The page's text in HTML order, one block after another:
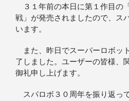
３１年前の本日に第１作目の
戦」が発売されましたので、ス
います。
また、昨日でスーパーロボッ
了しました。ユーザーの皆様、
御礼申し上げます。
スパロボ３０周年を振り返っ